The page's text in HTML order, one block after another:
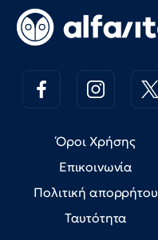
Όροι Χρήσης
Επικοινωνία
Πολιτική απορρήτου
Ταυτότητα